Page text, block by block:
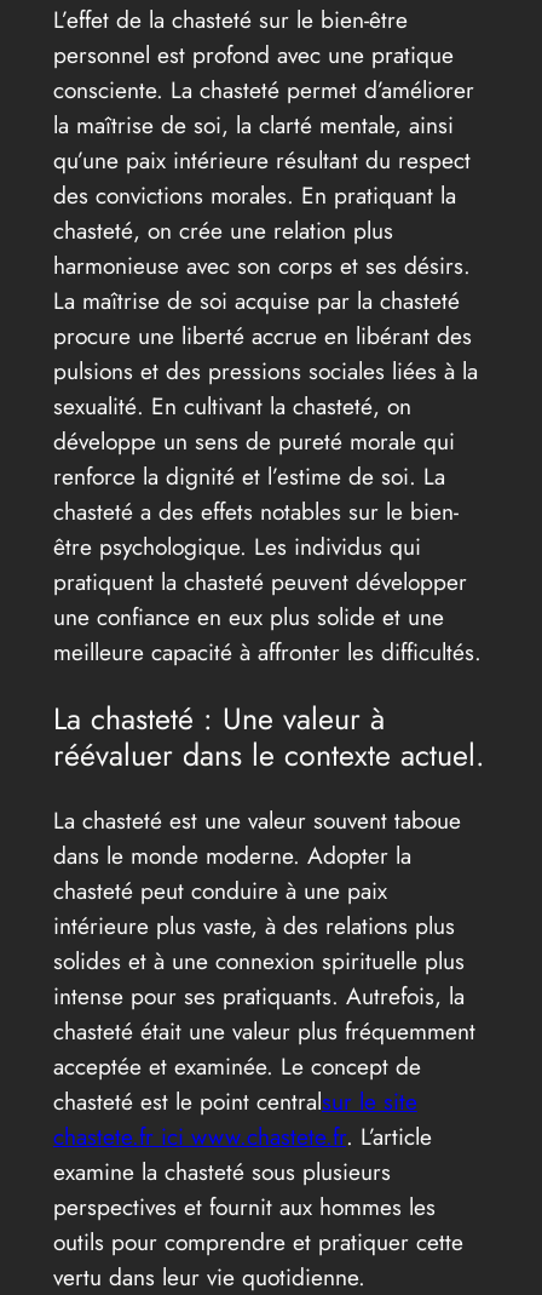
L’effet de la chasteté sur le bien-être
personnel est profond avec une pratique
consciente. La chasteté permet d’améliorer
la maîtrise de soi, la clarté mentale, ainsi
qu’une paix intérieure résultant du respect
des convictions morales. En pratiquant la
chasteté, on crée une relation plus
harmonieuse avec son corps et ses désirs.
La maîtrise de soi acquise par la chasteté
procure une liberté accrue en libérant des
pulsions et des pressions sociales liées à la
sexualité. En cultivant la chasteté, on
développe un sens de pureté morale qui
renforce la dignité et l’estime de soi. La
chasteté a des effets notables sur le bien-
être psychologique. Les individus qui
pratiquent la chasteté peuvent développer
une confiance en eux plus solide et une
meilleure capacité à affronter les difficultés.
La chasteté : Une valeur à
réévaluer dans le contexte actuel.
La chasteté est une valeur souvent taboue
dans le monde moderne. Adopter la
chasteté peut conduire à une paix
intérieure plus vaste, à des relations plus
solides et à une connexion spirituelle plus
intense pour ses pratiquants. Autrefois, la
chasteté était une valeur plus fréquemment
acceptée et examinée. Le concept de
chasteté est le point centralsur le site
chastete.fr ici www.chastete.fr. L’article
examine la chasteté sous plusieurs
perspectives et fournit aux hommes les
outils pour comprendre et pratiquer cette
vertu dans leur vie quotidienne.